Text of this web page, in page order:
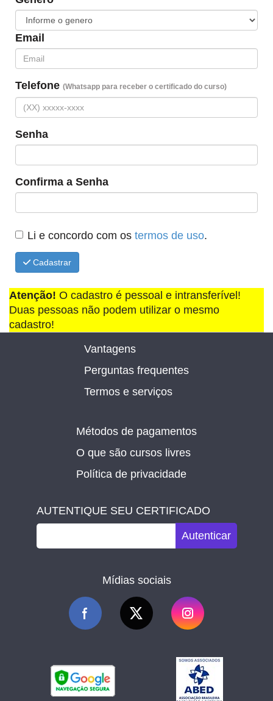
Email
Telefone (Whatsapp para receber o certificado do curso)
Senha
Confirma a Senha
Li e concordo com os termos de uso.
Cadastrar
Atenção! O cadastro é pessoal e intransferível!
Duas pessoas não podem utilizar o mesmo
cadastro!
Vantagens
Perguntas frequentes
Termos e serviços
Métodos de pagamentos
O que são cursos livres
Política de privacidade
AUTENTIQUE SEU CERTIFICADO
Autenticar
Mídias sociais